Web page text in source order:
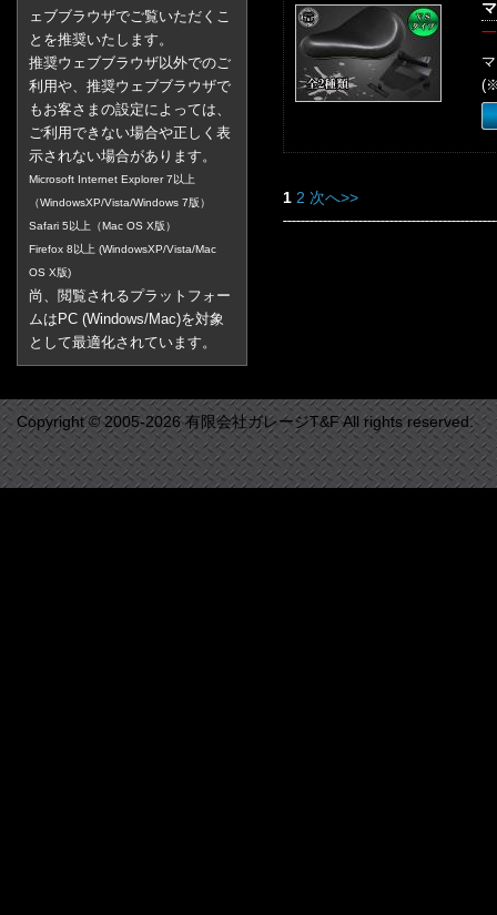
ェブブラウザでご覧いただくこ
とを推奨いたします。
推奨ウェブブラウザ以外でのご
利用や、推奨ウェブブラウザで
もお客さまの設定によっては、
ご利用できない場合や正しく表
示されない場合があります。
Microsoft Internet Explorer 7以上
（WindowsXP/Vista/Windows 7版）
Safari 5以上（Mac OS X版）
Firefox 8以上 (WindowsXP/Vista/Mac
OS X版)
尚、閲覧されるプラットフォー
ムはPC (Windows/Mac)を対象
として最適化されています。
1 2 次へ>>
Copyright © 2005-2026 有限会社ガレージT&F All rights reserved.